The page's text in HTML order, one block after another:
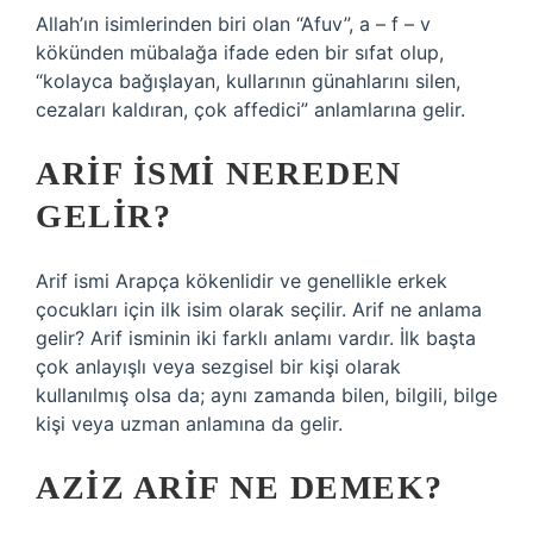
Allah’ın isimlerinden biri olan “Afuv”, a – f – v
kökünden mübalağa ifade eden bir sıfat olup,
“kolayca bağışlayan, kullarının günahlarını silen,
cezaları kaldıran, çok affedici” anlamlarına gelir.
ARIF ISMI NEREDEN
GELIR?
Arif ismi Arapça kökenlidir ve genellikle erkek
çocukları için ilk isim olarak seçilir. Arif ne anlama
gelir? Arif isminin iki farklı anlamı vardır. İlk başta
çok anlayışlı veya sezgisel bir kişi olarak
kullanılmış olsa da; aynı zamanda bilen, bilgili, bilge
kişi veya uzman anlamına da gelir.
AZIZ ARIF NE DEMEK?